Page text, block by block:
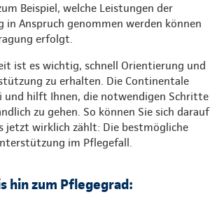
Beispiel, welche Leistungen der
in Anspruch genommen werden können
erfolgt.
ist es wichtig, schnell Orientierung und
zu erhalten. Die Continentale
und hilft Ihnen, die notwendigen Schritte
zu gehen. So können Sie sich darauf
jetzt wirklich zählt: Die bestmögliche
im Pflegefall.
hin zum Pflegegrad: